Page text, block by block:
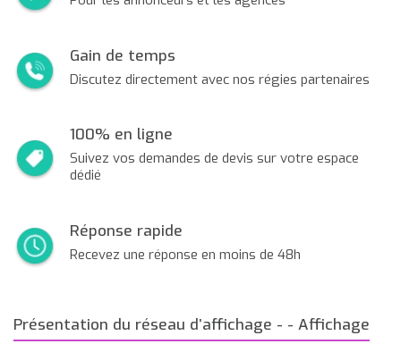
Gain de temps
Discutez directement avec nos régies partenaires
100% en ligne
Suivez vos demandes de devis sur votre espace
dédié
Réponse rapide
Recevez une réponse en moins de 48h
Présentation du réseau d’affichage - - Affichage